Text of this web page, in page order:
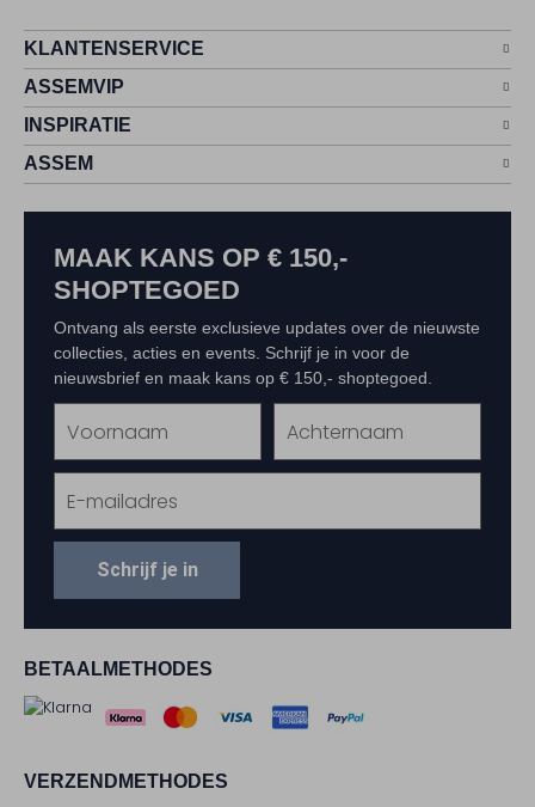
KLANTENSERVICE
ASSEMVIP
INSPIRATIE
ASSEM
BETAALMETHODES
VERZENDMETHODES
MAAK KANS OP € 150,-
SHOPTEGOED
Ontvang als eerste exclusieve updates over de nieuwste
collecties, acties en events. Schrijf je in voor de
nieuwsbrief en maak kans op € 150,- shoptegoed.
Schrijf je in